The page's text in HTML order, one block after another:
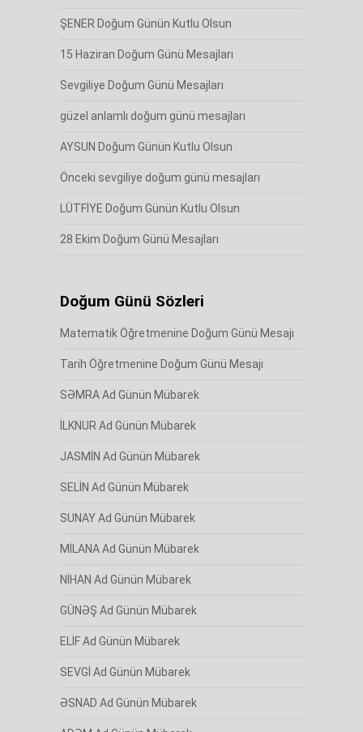
ŞENER Doğum Günün Kutlu Olsun
15 Haziran Doğum Günü Mesajları
Sevgiliye Doğum Günü Mesajları
güzel anlamlı doğum günü mesajları
AYSUN Doğum Günün Kutlu Olsun
Önceki sevgiliye doğum günü mesajları
LÜTFİYE Doğum Günün Kutlu Olsun
28 Ekim Doğum Günü Mesajları
Doğum Günü Sözleri
Matematik Öğretmenine Doğum Günü Mesajı
Tarih Öğretmenine Doğum Günü Mesajı
SƏMRA Ad Günün Mübarek
İLKNUR Ad Günün Mübarek
JASMİN Ad Günün Mübarek
SELİN Ad Günün Mübarek
SUNAY Ad Günün Mübarek
MİLANA Ad Günün Mübarek
NİHAN Ad Günün Mübarek
GÜNƏŞ Ad Günün Mübarek
ELİF Ad Günün Mübarek
SEVGİ Ad Günün Mübarek
ƏSNAD Ad Günün Mübarek